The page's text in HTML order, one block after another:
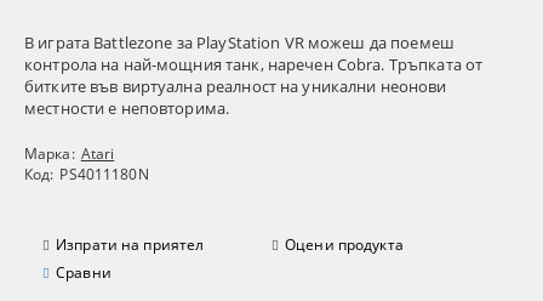
В играта Battlezone за PlayStation VR можеш да поемеш
контрола на най-мощния танк, наречен Cobra. Тръпката от
битките във виртуална реалност на уникални неонови
местности е неповторима.
Марка: Atari
Код: PS4011180N
Изпрати на приятел
Оцени продукта
Сравни